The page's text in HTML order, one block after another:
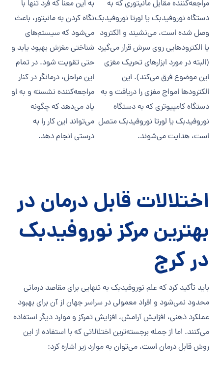
مراجعه‌کننده مقابل مانیتوری که به
دستگاه نوروفیدبک یا لورتا نوروفیدبک
وصل شده است، می‌نشیند و الکترود
یا الکترودهایی روی سرش قرار می‌گیرد
(البته در مورد ابزارهای تحریک مغزی
این موضوع فرق می‌کند). این
الکترودها امواج مغزی را دریافت و به
دستگاه کامپیوتری که به دستگاه
نوروفیدبک یا لورتا نوروفیدبک متصل
است، هدایت می‌شوند.
به این معنا که فرد تنها با
نگاه کردن به مانیتور، باعث
می‌شود که سیستم‌های
شناختی مغزش بهبود یابد و
حتی تقویت شود. در تمام
این مراحل، درمانگر در کنار
مراجعه‌کننده نشسته و به او
یاد می‌دهد که چگونه
می‌تواند این کار را به
درستی انجام دهد.
اختلالات قابل درمان در
بهترین مرکز نوروفیدبک
در کرج
باید تأکید کرد که علم نوروفیدبک به تنهایی برای مقاصد درمانی
محدود نمی‌شود و افراد معمولی در سراسر جهان از آن برای بهبود
عملکرد ذهنی، افزایش آرامش، افزایش تمرکز و موارد دیگر استفاده
می‌کنند. اما از جمله برجسته‌ترین اختلالاتی که با استفاده از این
روش قابل درمان است، می‌توان به موارد زیر اشاره کرد: